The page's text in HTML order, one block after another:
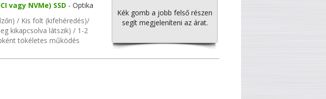
vagy NVMe) SSD - Optika
/ Kis folt (kifehéredés)/
kikapcsolva látszik) / 1-2
tökéletes működés
Kék gomb a jobb felső részen
segít megjeleníteni az árat.